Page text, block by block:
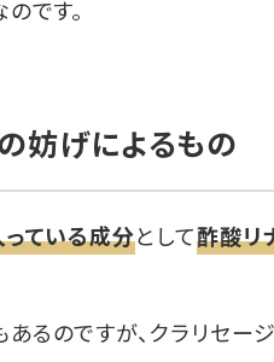
です。
妨げによるもの
っている成分として酢酸リ
るのですが、クラリセー